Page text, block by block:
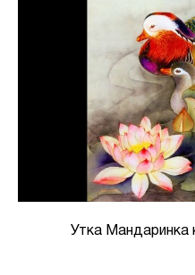
Утка Мандаринка